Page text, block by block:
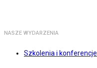
NASZE WYDARZENIA
Szkolenia i konferencje